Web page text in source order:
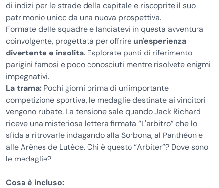
di indizi per le strade della capitale e riscoprite il suo
patrimonio unico da una nuova prospettiva.
Formate delle squadre e lanciatevi in questa avventura
coinvolgente, progettata per offrire un'esperienza
divertente e insolita. Esplorate punti di riferimento
parigini famosi e poco conosciuti mentre risolvete enigmi
impegnativi.
La trama: Pochi giorni prima di un'importante
competizione sportiva, le medaglie destinate ai vincitori
vengono rubate. La tensione sale quando Jack Richard
riceve una misteriosa lettera firmata “L'arbitro” che lo
sfida a ritrovarle indagando alla Sorbona, al Panthéon e
alle Arènes de Lutèce. Chi è questo “Arbiter”? Dove sono
le medaglie?
Cosa è incluso: